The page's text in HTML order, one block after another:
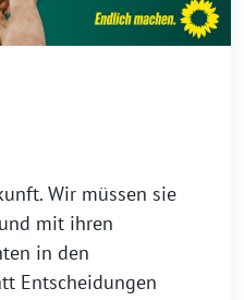
Wir müssen sie
mit ihren
in den
Entscheidungen